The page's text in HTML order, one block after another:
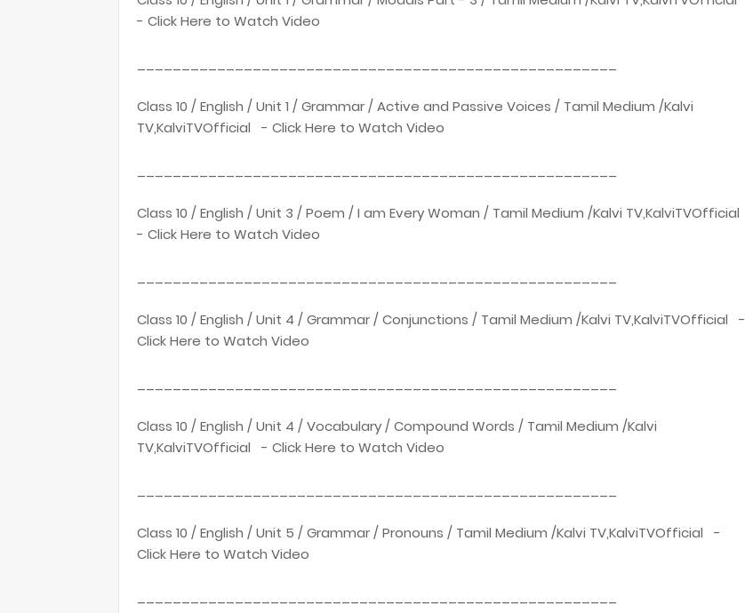
- Click Here to Watch Video
Class 10 / English / Unit 1 / Grammar / Active and Passive Voices / Tamil Medium /Kalvi
TV,KalviTVOfficial - Click Here to Watch Video
Class 10 / English / Unit 3 / Poem / I am Every Woman / Tamil Medium /Kalvi TV,KalviTVOfficial
- Click Here to Watch Video
Class 10 / English / Unit 4 / Grammar / Conjunctions / Tamil Medium /Kalvi TV,KalviTVOfficial -
Click Here to Watch Video
Class 10 / English / Unit 4 / Vocabulary / Compound Words / Tamil Medium /Kalvi
TV,KalviTVOfficial - Click Here to Watch Video
Class 10 / English / Unit 5 / Grammar / Pronouns / Tamil Medium /Kalvi TV,KalviTVOfficial -
Click Here to Watch Video